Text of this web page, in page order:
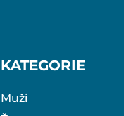
KATEGORIE
Muži